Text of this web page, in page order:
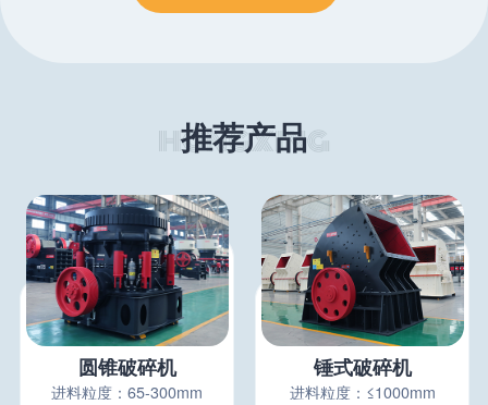
推荐产品
圆锥破碎机
进料粒度：65-300mm
锤式破碎机
进料粒度：≤1000mm